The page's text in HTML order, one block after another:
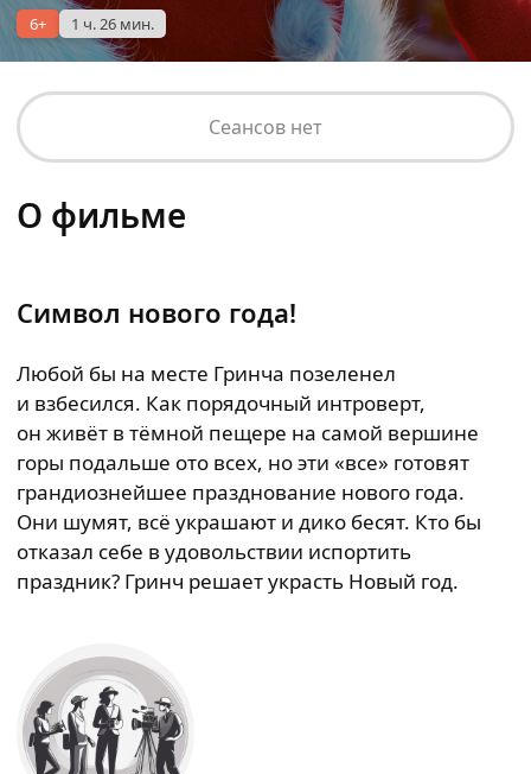
6+ 1 ч. 26 мин.
Сеансов нет
О фильме
Символ нового года!
Любой бы на месте Гринча позеленел
и взбесился. Как порядочный интроверт,
он живёт в тёмной пещере на самой вершине
горы подальше ото всех, но эти «все» готовят
грандиознейшее празднование нового года.
Они шумят, всё украшают и дико бесят. Кто бы
отказал себе в удовольствии испортить
праздник? Гринч решает украсть Новый год.